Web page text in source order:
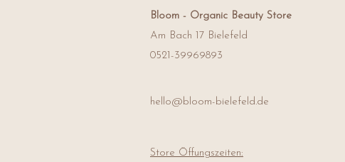
Bloom - Organic Beauty Store
Am Bach 17 Bielefeld
0521-39969893
hello@bloom-bielefeld.de
Store Öffungszeiten: